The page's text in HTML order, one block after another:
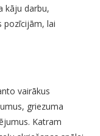
kāju darbu,
pozīcijām, lai
vairākus
griezuma
Katram